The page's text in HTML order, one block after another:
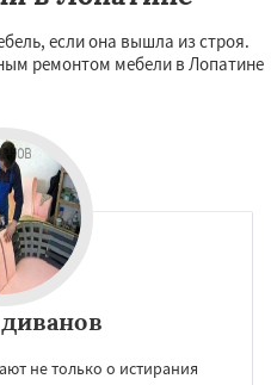
если она вышла из строя.
ремонтом мебели в Лопатине
не только о истирания